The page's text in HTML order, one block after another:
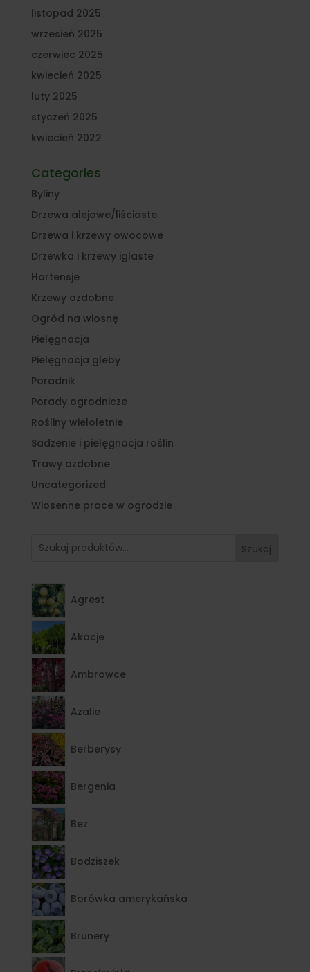
listopad 2025
wrzesień 2025
czerwiec 2025
kwiecień 2025
luty 2025
styczeń 2025
kwiecień 2022
Categories
Byliny
Drzewa alejowe/liściaste
Drzewa i krzewy owocowe
Drzewka i krzewy iglaste
Hortensje
Krzewy ozdobne
Ogród na wiosnę
Pielęgnacja
Pielęgnacja gleby
Poradnik
Porady ogrodnicze
Rośliny wieloletnie
Sadzenie i pielęgnacja roślin
Trawy ozdobne
Uncategorized
Wiosenne prace w ogrodzie
Szukaj
Agrest
Akacje
Ambrowce
Azalie
Berberysy
Bergenia
Bez
Bodziszek
Borówka amerykańska
Brunery